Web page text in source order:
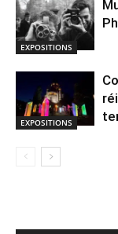
EXPOSITIONS
EXPOSITIONS